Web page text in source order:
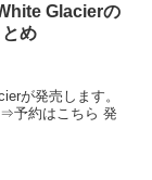
Glacierの
め
が発売します。
予約はこちら 発